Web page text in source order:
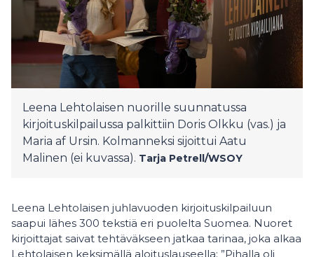
Leena Lehtolaisen nuorille suunnatussa
kirjoituskilpailussa palkittiin Doris Olkku (vas.) ja
Maria af Ursin. Kolmanneksi sijoittui Aatu
Malinen (ei kuvassa). Tarja Petrell/WSOY
Leena Lehtolaisen juhlavuoden kirjoituskilpailuun
saapui lähes 300 tekstiä eri puolelta Suomea. Nuoret
kirjoittajat saivat tehtäväkseen jatkaa tarinaa, joka alkaa
Lehtolaisen keksimällä aloituslauseella: ”Pihalla oli